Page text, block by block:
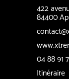
422
84400
04 88 91
Itinéraire